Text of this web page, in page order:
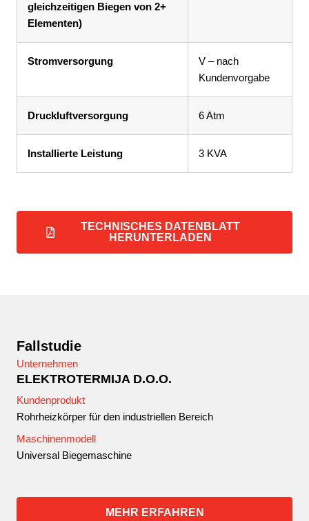
gleichzeitigen Biegen von 2+
Elementen)
Stromversorgung
V – nach
Kundenvorgabe
Druckluftversorgung 6 Atm
Installierte Leistung 3 KVA
TECHNISCHES DATENBLATT
HERUNTERLADEN
Fallstudie
Unternehmen
ELEKTROTERMIJA D.O.O.
Kundenprodukt
Rohrheizkörper für den industriellen Bereich
Maschinenmodell
Universal Biegemaschine
MEHR ERFAHREN